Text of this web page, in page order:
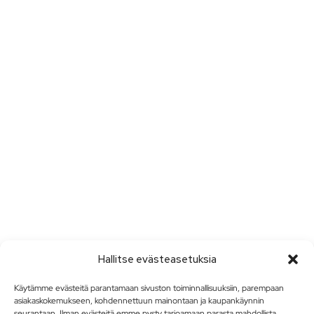
Hallitse evästeasetuksia
Käytämme evästeitä parantamaan sivuston toiminnallisuuksiin, parempaan
asiakaskokemukseen, kohdennettuun mainontaan ja kaupankäynnin